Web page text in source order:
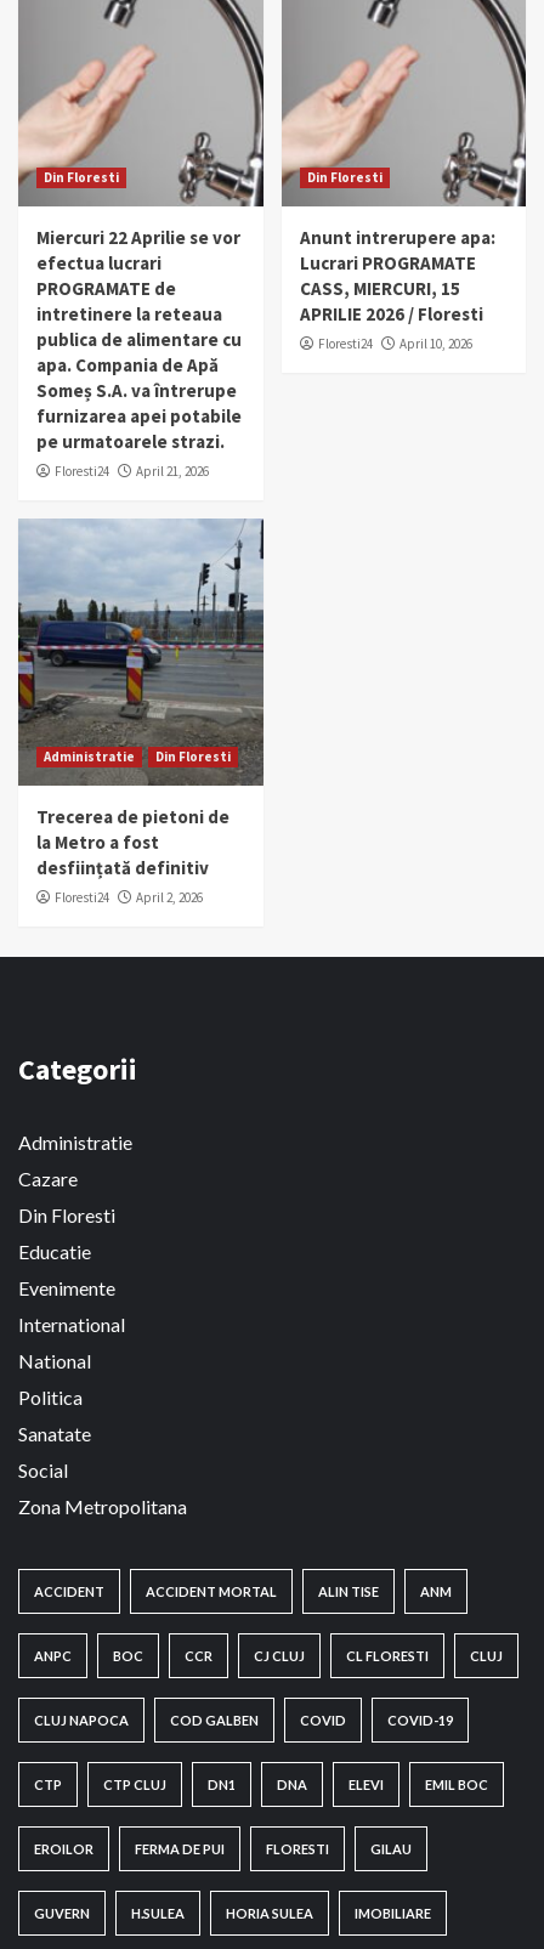
Din Floresti
Miercuri 22 Aprilie se vor
efectua lucrari
PROGRAMATE de
intretinere la reteaua
publica de alimentare cu
apa. Compania de Apă
Someș S.A. va întrerupe
furnizarea apei potabile
pe urmatoarele strazi.
Floresti24 April 21, 2026
Din Floresti
Anunt intrerupere apa:
Lucrari PROGRAMATE
CASS, MIERCURI, 15
APRILIE 2026 / Floresti
Floresti24 April 10, 2026
Administratie Din Floresti
Trecerea de pietoni de
la Metro a fost
desființată definitiv
Floresti24 April 2, 2026
Categorii
Administratie
Cazare
Din Floresti
Educatie
Evenimente
International
National
Politica
Sanatate
Social
Zona Metropolitana
ACCIDENT ACCIDENT MORTAL ALIN TISE ANM
ANPC BOC CCR CJ CLUJ CL FLORESTI CLUJ
CLUJ NAPOCA COD GALBEN COVID COVID-19
CTP CTP CLUJ DN1 DNA ELEVI EMIL BOC
EROILOR FERMA DE PUI FLORESTI GILAU
GUVERN H.SULEA HORIA SULEA IMOBILIARE